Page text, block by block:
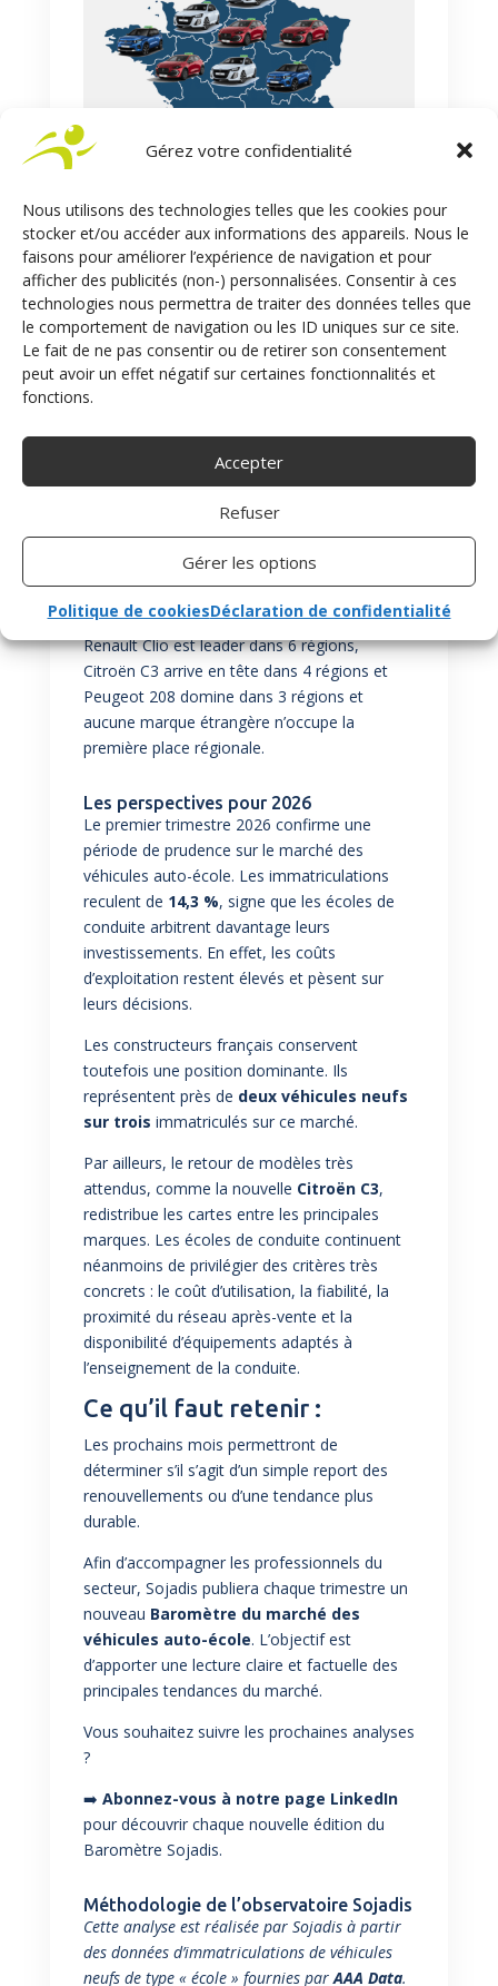
Gérez votre confidentialité
Nous utilisons des technologies telles que les cookies pour
stocker et/ou accéder aux informations des appareils. Nous le
faisons pour améliorer l’expérience de navigation et pour
afficher des publicités (non-) personnalisées. Consentir à ces
technologies nous permettra de traiter des données telles que
le comportement de navigation ou les ID uniques sur ce site.
Le fait de ne pas consentir ou de retirer son consentement
peut avoir un effet négatif sur certaines fonctionnalités et
fonctions.
Accepter
Refuser
Gérer les options
Politique de cookiesDéclaration de confidentialité
Renault Clio
est le modèle le plus acheté en
version école dans les régionsIle de France,
Grand-Est, Pays-de-la-Loire, Occitanie et Corse
– Provence-Alpes-Côte d’Azur.
Citroën C3est la voiture auto-école la plus
immatriculée dans les régions
Bourgogne-Franche-Comté, Nouvelle-Aquitaine
et Auvergne-Rhône-Alpes.
Peugeot 208a été plébiscitée par les écoles
Hauts de France,
Normandie et Centre Val-de-Loire.
Renault Clio est leader dans 6 régions,
Citroën C3 arrive en tête dans 4 régions et
Peugeot 208 domine dans 3 régions et
aucune marque étrangère n’occupe la
première place régionale.
Les perspectives pour 2026
Le premier trimestre 2026 confirme une
période de prudence sur le marché des
véhicules auto-école. Les immatriculations
reculent de 14,3 %, signe que les écoles de
conduite arbitrent davantage leurs
investissements. En effet, les coûts
d’exploitation restent élevés et pèsent sur
leurs décisions.
Les constructeurs français conservent
toutefois une position dominante. Ils
représentent près de deux véhicules neufs
sur trois immatriculés sur ce marché.
Par ailleurs, le retour de modèles très
attendus, comme la nouvelle Citroën C3,
redistribue les cartes entre les principales
marques. Les écoles de conduite continuent
néanmoins de privilégier des critères très
concrets : le coût d’utilisation, la fiabilité, la
proximité du réseau après-vente et la
disponibilité d’équipements adaptés à
l’enseignement de la conduite.
Ce qu’il faut retenir :
Les prochains mois permettront de
déterminer s’il s’agit d’un simple report des
renouvellements ou d’une tendance plus
durable.
Afin d’accompagner les professionnels du
secteur, Sojadis publiera chaque trimestre un
nouveau Baromètre du marché des
véhicules auto-école. L’objectif est
d’apporter une lecture claire et factuelle des
principales tendances du marché.
Vous souhaitez suivre les prochaines analyses
?
➡️ Abonnez-vous à notre page LinkedIn
pour découvrir chaque nouvelle édition du
Baromètre Sojadis.
Méthodologie de l’observatoire Sojadis
Cette analyse est réalisée par Sojadis à partir
des données d’immatriculations de véhicules
neufs de type « école » fournies parAAA Data.